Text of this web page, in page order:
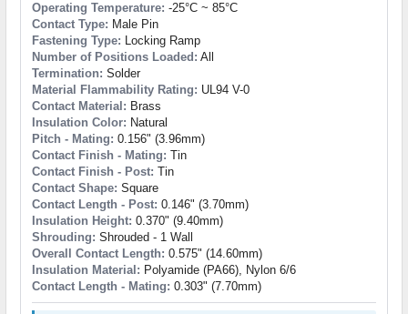
Operating Temperature: -25°C ~ 85°C
Contact Type: Male Pin
Fastening Type: Locking Ramp
Number of Positions Loaded: All
Termination: Solder
Material Flammability Rating: UL94 V-0
Contact Material: Brass
Insulation Color: Natural
Pitch - Mating: 0.156" (3.96mm)
Contact Finish - Mating: Tin
Contact Finish - Post: Tin
Contact Shape: Square
Contact Length - Post: 0.146" (3.70mm)
Insulation Height: 0.370" (9.40mm)
Shrouding: Shrouded - 1 Wall
Overall Contact Length: 0.575" (14.60mm)
Insulation Material: Polyamide (PA66), Nylon 6/6
Contact Length - Mating: 0.303" (7.70mm)